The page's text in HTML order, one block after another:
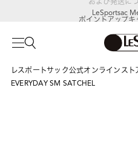
LeSportsac
ポイントアップ
レスポートサック公式オンラインスト
EVERYDAY SM SATCHEL